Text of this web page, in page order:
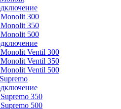
300
350
500
Ventil 300
Ventil 350
Ventil 500
350
500